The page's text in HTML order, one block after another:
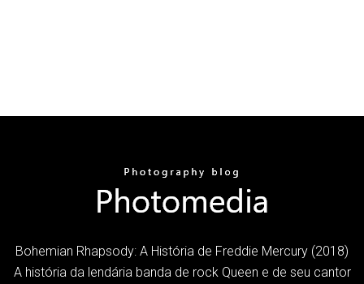
Bohemian Rhapsody: A História de Freddie Mercury (2018)
A história da lendária banda de rock Queen e de seu cantor